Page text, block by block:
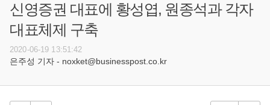
신영증권 대표에 황성엽, 원종석과 각자
대표체제 구축
2020-06-19 13:51:42
은주성 기자 - noxket@businesspost.co.kr